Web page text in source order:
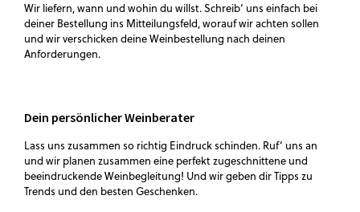
Wir liefern, wann und wohin du willst. Schreib‘ uns einfach bei
deiner Bestellung ins Mitteilungsfeld, worauf wir achten sollen
und wir verschicken deine Weinbestellung nach deinen
Anforderungen.
Dein persönlicher Weinberater
Lass uns zusammen so richtig Eindruck schinden. Ruf‘ uns an
und wir planen zusammen eine perfekt zugeschnittene und
beeindruckende Weinbegleitung! Und wir geben dir Tipps zu
Trends und den besten Geschenken.